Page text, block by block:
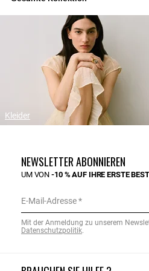
Kleider
NEWSLETTER ABONNIEREN
UM VON-10 % AUF IHRE ERSTE
E-Mail-Adresse
Mit der Anmeldung zu unserem
Datenschutzpolitik.